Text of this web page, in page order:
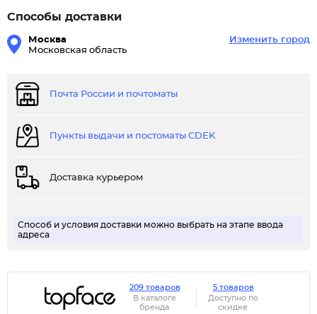
Способы доставки
Москва
Московская область
Изменить город
Почта России и почтоматы
Пункты выдачи и постоматы CDEK
Доставка курьером
Способ и условия доставки можно выбрать на этапе ввода
адреса
209 товаров
В каталоге
бренда
5 товаров
Доступно по
скидке